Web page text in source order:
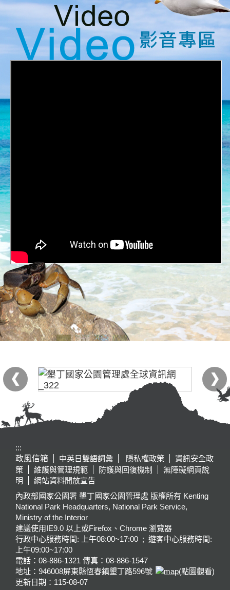
:::
政風信箱
中英日雙語詞彙 隱私權政策
資訊安全政
策
維護與管理規範 防護與回復機制
無障礙網頁說
明
網站資料開放宣告
內政部國家公園署 墾丁國家公園管理處 版權所有 Kenting
National Park Headquarters, National Park Service,
Ministry of the Interior
建議使用IE9.0 以上或Firefox、Chrome 瀏覽器
行政中心服務時間: 上午08:00~17:00 ; 遊客中心服務時間:
上午09:00~17:00
電話：08-886-1321 傳真：08-886-1547
地址：946008屏東縣恆春鎮墾丁路596號
(點圖觀看)
更新日期： 115-08-07